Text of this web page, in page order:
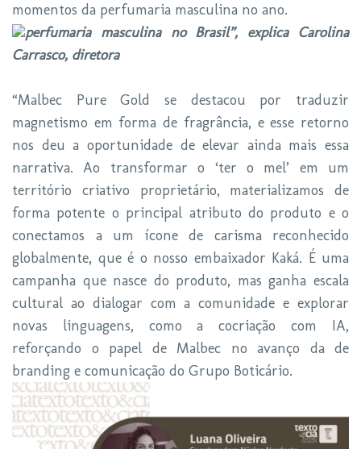
momentos da perfumaria masculina no ano.
perfumaria masculina no Brasil”, explica Carolina
Carrasco, diretora
“Malbec Pure Gold se destacou por traduzir
magnetismo em forma de fragrância, e esse retorno
nos deu a oportunidade de elevar ainda mais essa
narrativa. Ao transformar o ‘ter o mel’ em um
território criativo proprietário, materializamos de
forma potente o principal atributo do produto e o
conectamos a um ícone de carisma reconhecido
globalmente, que é o nosso embaixador Kaká. É uma
campanha que nasce do produto, mas ganha escala
cultural ao dialogar com a comunidade e explorar
novas linguagens, como a cocriação com IA,
reforçando o papel de Malbec no avanço da de
branding e comunicação do Grupo Boticário.